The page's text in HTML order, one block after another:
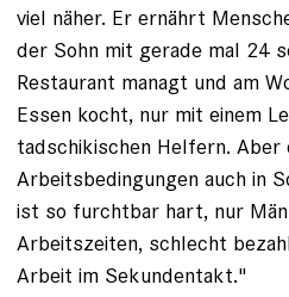
viel näher. Er ernährt
der Sohn mit gerade mal 24
Restaurant managt und am
Essen kocht, nur mit einem
tadschikischen Helfern.
Arbeitsbedingungen auch in
ist so furchtbar hart, nur
Arbeitszeiten, schlecht
Arbeit im Sekundentakt."